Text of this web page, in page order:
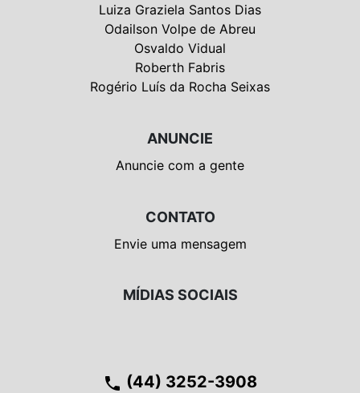
Luiza Graziela Santos Dias
Odailson Volpe de Abreu
Osvaldo Vidual
Roberth Fabris
Rogério Luís da Rocha Seixas
ANUNCIE
Anuncie com a gente
CONTATO
Envie uma mensagem
MÍDIAS SOCIAIS
phone (44) 3252-3908